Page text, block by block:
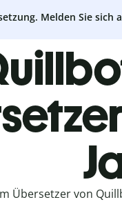
Melden Sie
Übersetzer von